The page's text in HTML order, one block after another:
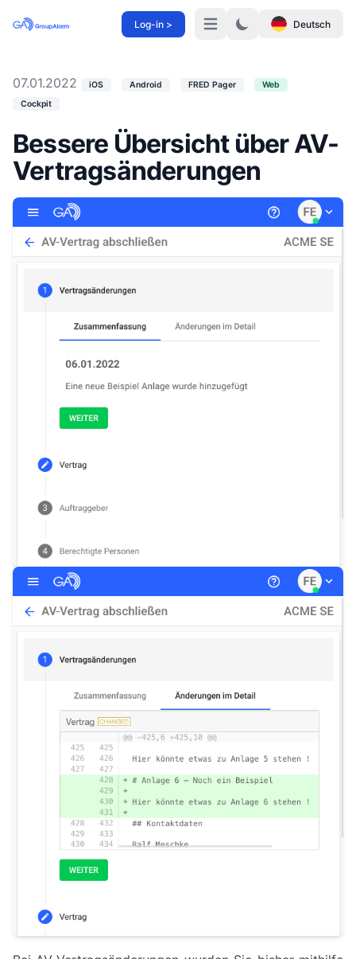
Log-in > Menü Deutsch
07.01.2022 iOS Android FRED Pager
Web
Cockpit
Bessere Übersicht über AV-
Vertragsänderungen